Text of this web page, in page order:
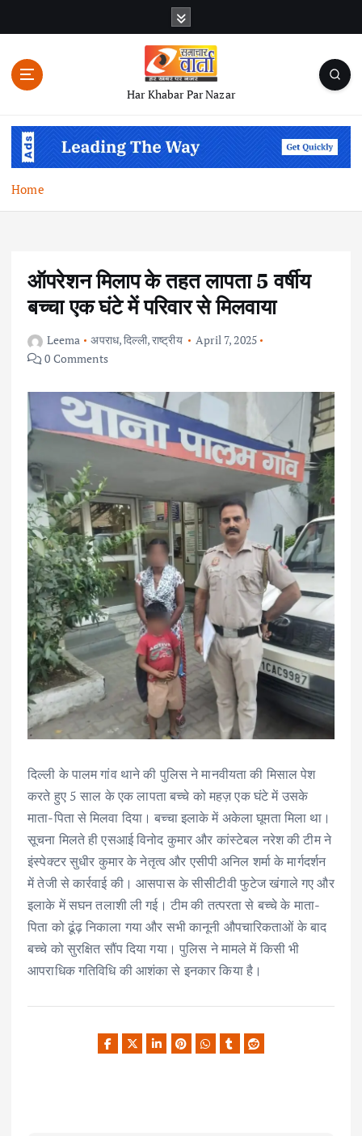
n
Har Khabar Par Nazar
Home
ऑपरेशन मिलाप के तहत लापता 5 वर्षीय
बच्चा एक घंटे में परिवार से मिलवाया
Leema अपराध,दिल्ली,राष्ट्रीय
April 7, 2025
0 Comments
दिल्ली के पालम गांव थाने की पुलिस ने मानवीयता की मिसाल पेश
करते हुए 5 साल के एक लापता बच्चे को महज़ एक घंटे में उसके
माता-पिता से मिलवा दिया। बच्चा इलाके में अकेला घूमता मिला था।
सूचना मिलते ही एसआई विनोद कुमार और कांस्टेबल नरेश की टीम ने
इंस्पेक्टर सुधीर कुमार के नेतृत्व और एसीपी अनिल शर्मा के मार्गदर्शन
में तेजी से कार्रवाई की। आसपास के सीसीटीवी फुटेज खंगाले गए और
इलाके में सघन तलाशी ली गई। टीम की तत्परता से बच्चे के माता-
पिता को ढूंढ़ निकाला गया और सभी कानूनी औपचारिकताओं के बाद
बच्चे को सुरक्षित सौंप दिया गया। पुलिस ने मामले में किसी भी
आपराधिक गतिविधि की आशंका से इनकार किया है।